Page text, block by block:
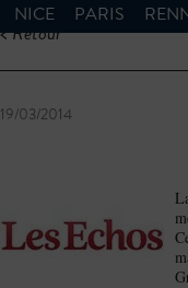
NICE
PARIS
< Retour
19/03/2014